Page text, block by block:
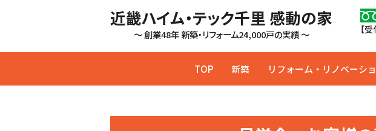
近畿ハイム・テック千里 感動の家
～ 創業48年 新築・リフォーム24,000戸の実績 ～ 【
TOP 新築 リフォーム・リノベーシ